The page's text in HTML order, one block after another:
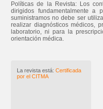
Políticas de la Revista: Los
dirigidos fundamentalmente a
suministramos no debe ser
realizar diagnósticos médicos,
laboratorio, ni para la
orientación médica.
La revista está: Certificada
por el CITMA